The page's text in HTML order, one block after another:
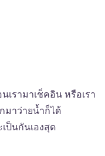
เรามาเช็คอิน หรือเรา
มาว่ายน้ำก็ได้
ป็นกันเองสุด